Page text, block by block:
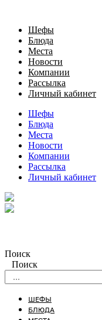
Шефы
Блюда
Места
Новости
Компании
Рассылка
Личный кабинет
Шефы
Блюда
Места
Новости
Компании
Рассылка
Личный кабинет
Поиск
Поиск
ШЕФЫ
БЛЮДА